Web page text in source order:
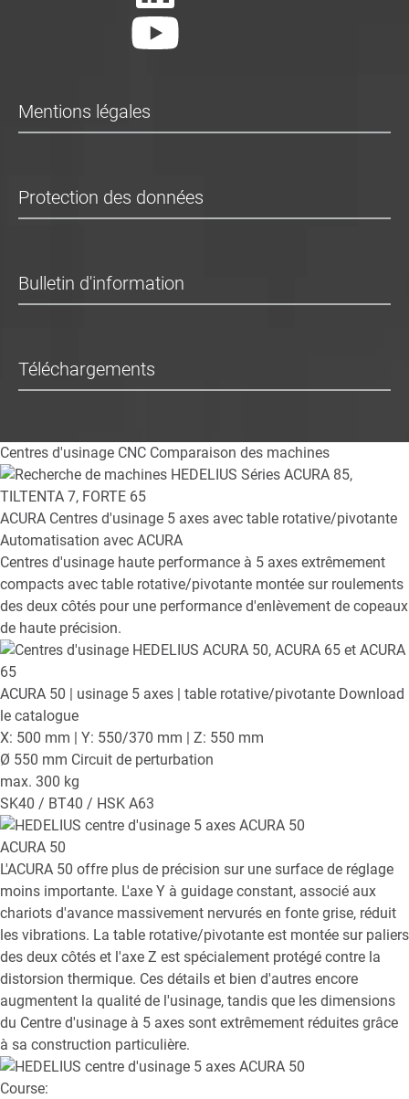
Mentions légales
Protection des données
Bulletin d'information
Téléchargements
Centres d'usinage CNC Comparaison des machines
ACURA Centres d'usinage 5 axes avec table rotative/pivotante
Automatisation avec ACURA
Centres d'usinage haute performance à 5 axes extrêmement
compacts avec table rotative/pivotante montée sur roulements
des deux côtés pour une performance d'enlèvement de copeaux
de haute précision.
ACURA 50 | usinage 5 axes | table rotative/pivotante Download
le catalogue
X: 500 mm | Y: 550/370 mm | Z: 550 mm
Ø 550 mm Circuit de perturbation
max. 300 kg
SK40 / BT40 / HSK A63
ACURA 50
L'ACURA 50 offre plus de précision sur une surface de réglage
moins importante. L'axe Y à guidage constant, associé aux
chariots d'avance massivement nervurés en fonte grise, réduit
les vibrations. La table rotative/pivotante est montée sur paliers
des deux côtés et l'axe Z est spécialement protégé contre la
distorsion thermique. Ces détails et bien d'autres encore
augmentent la qualité de l'usinage, tandis que les dimensions
du Centre d'usinage à 5 axes sont extrêmement réduites grâce
à sa construction particulière.
Course: